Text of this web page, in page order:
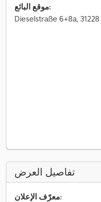
موقع البائع:
تفاصيل العرض
معرّف الإعلان: